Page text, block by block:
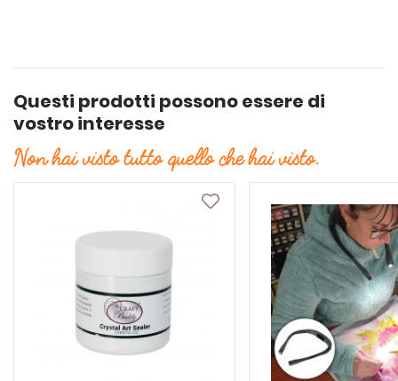
Questi prodotti possono essere di
vostro interesse
Non hai visto tutto quello che hai visto.